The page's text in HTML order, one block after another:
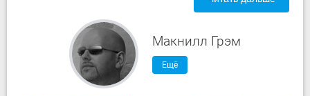
Макнилл Грэм
Ещё